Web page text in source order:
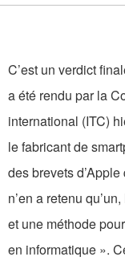
C’est un verdict
a été rendu par la
international (ITC)
le fabricant de
des brevets
n’en a retenu
et une méthode
en informatique ».